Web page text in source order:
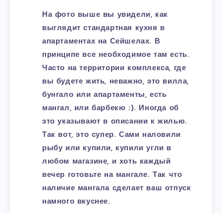
На фото выше вы увидели, как
выглядит стандартная кухня в
апартаментах на Сейшелах. В
принципе все необходимое там есть.
Часто на территории комплекса, где
вы будете жить, неважно, это вилла,
бунгало или апартаменты, есть
мангал, или барбекю :). Иногда об
это указывают в описании к жилью.
Так вот, это супер. Сами наловили
рыбу или купили, купили угли в
любом магазине, и хоть каждый
вечер готовьте на мангале. Так что
наличие мангала сделает ваш отпуск
намного вкуснее.